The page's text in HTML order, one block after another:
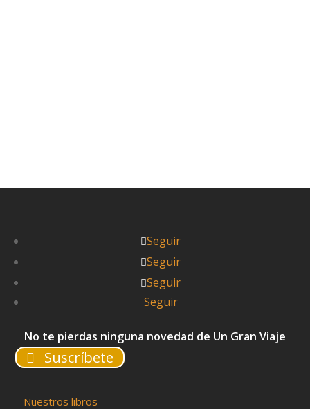
Seguir
Seguir
Seguir
Seguir
No te pierdas ninguna novedad de Un Gran Viaje
Suscríbete
– Nuestros libros